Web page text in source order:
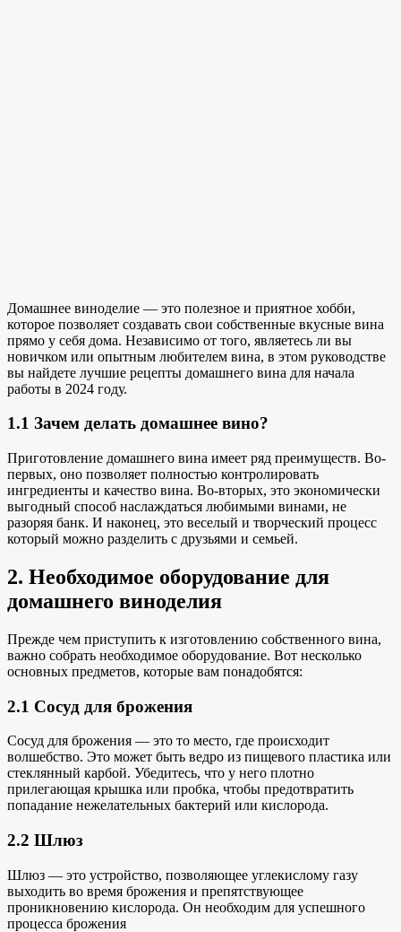
Домашнее виноделие — это полезное и приятное хобби,
которое позволяет создавать свои собственные вкусные вина
прямо у себя дома. Независимо от того, являетесь ли вы
новичком или опытным любителем вина, в этом руководстве
вы найдете лучшие рецепты домашнего вина для начала
работы в 2024 году.
1.1 Зачем делать домашнее вино?
Приготовление домашнего вина имеет ряд преимуществ. Во-
первых, оно позволяет полностью контролировать
ингредиенты и качество вина. Во-вторых, это экономически
выгодный способ наслаждаться любимыми винами, не
разоряя банк. И наконец, это веселый и творческий процесс
который можно разделить с друзьями и семьей.
2. Необходимое оборудование для
домашнего виноделия
Прежде чем приступить к изготовлению собственного вина,
важно собрать необходимое оборудование. Вот несколько
основных предметов, которые вам понадобятся:
2.1 Сосуд для брожения
Сосуд для брожения — это то место, где происходит
волшебство. Это может быть ведро из пищевого пластика или
стеклянный карбой. Убедитесь, что у него плотно
прилегающая крышка или пробка, чтобы предотвратить
попадание нежелательных бактерий или кислорода.
2.2 Шлюз
Шлюз — это устройство, позволяющее углекислому газу
выходить во время брожения и препятствующее
проникновению кислорода. Он необходим для успешного
процесса брожения